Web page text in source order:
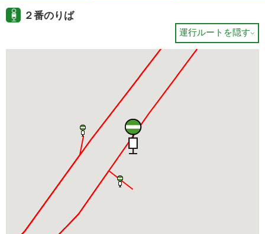
２番のりば
運行ルートを隠す